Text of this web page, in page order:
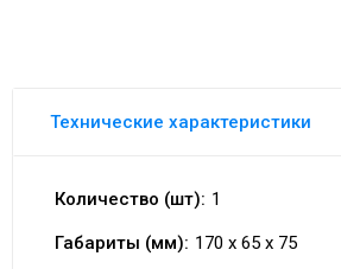
Технические характеристики
Количество (шт): 1
Габариты (мм): 170 x 65 x 75